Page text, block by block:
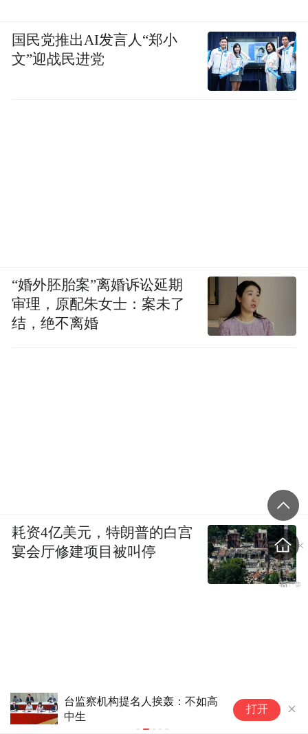
台监察机构提名人挨轰：不如高
中生
打开
国民党推出AI发言人“郑小
文”迎战民进党
“婚外胚胎案”离婚诉讼延期
审理，原配朱女士：案未了
结，绝不离婚
耗资4亿美元，特朗普的白宫
宴会厅修建项目被叫停